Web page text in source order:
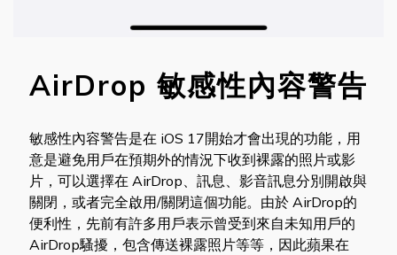
AirDrop 敏感性內容警告
敏感性內容警告是在 iOS 17開始才會出現的功能，用
意是避免用戶在預期外的情況下收到裸露的照片或影
片，可以選擇在 AirDrop、訊息、影音訊息分別開啟與
關閉，或者完全啟用/關閉這個功能。由於 AirDrop的
便利性，先前有許多用戶表示曾受到來自未知用戶的
AirDrop騷擾，包含傳送裸露照片等等，因此蘋果在